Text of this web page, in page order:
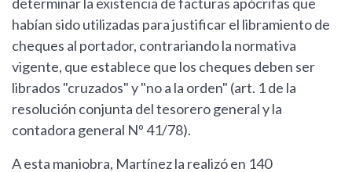
determinar la existencia de facturas apócrifas que
habían sido utilizadas para justificar el libramiento de
cheques al portador, contrariando la normativa
vigente, que establece que los cheques deben ser
librados "cruzados" y "no a la orden" (art. 1 de la
resolución conjunta del tesorero general y la
contadora general Nº 41/78).
A esta maniobra, Martínez la realizó en 140